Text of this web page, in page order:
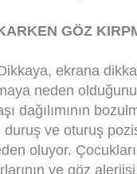
GÖZ
ekrana
neden
dağılımının
ve oturuş
oluyor.
ve göz